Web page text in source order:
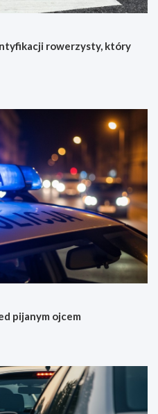
rowerzysty, który
pijanym ojcem